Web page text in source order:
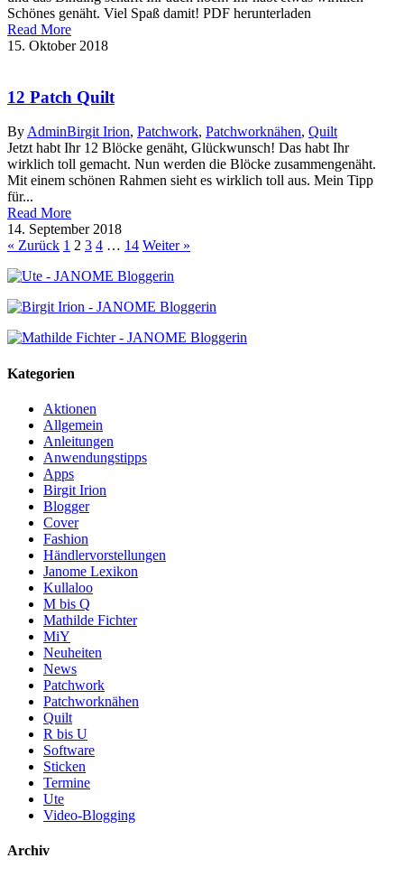
Schönes genäht. Viel Spaß damit! PDF herunterladen
Read More
15. Oktober 2018
12 Patch Quilt
ByAdminBirgit Irion, Patchwork, Patchworknähen, Quilt
Jetzt habt Ihr 12 Blöcke genäht, Glückwunsch! Das habt Ihr
wirklich toll gemacht. Nun werden die Blöcke zusammengenäht.
Mit einem schönen Rahmen sieht es wirklich toll aus. Mein Tipp
für...
Read More
14. September 2018
« Zurück 1 2 3 4 … 14 Weiter »
Kategorien
Aktionen
Allgemein
Anleitungen
Anwendungstipps
Apps
Birgit Irion
Blogger
Cover
Fashion
Händlervorstellungen
Janome Lexikon
Kullaloo
M bis Q
Mathilde Fichter
MiY
Neuheiten
News
Patchwork
Patchworknähen
Quilt
R bis U
Software
Sticken
Termine
Ute
Video-Blogging
Archiv